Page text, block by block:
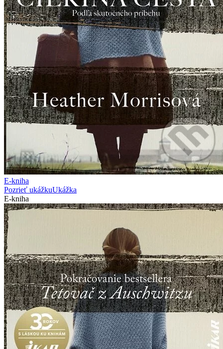
E-kniha
Pozrieť ukážkuUkážka
E-kniha